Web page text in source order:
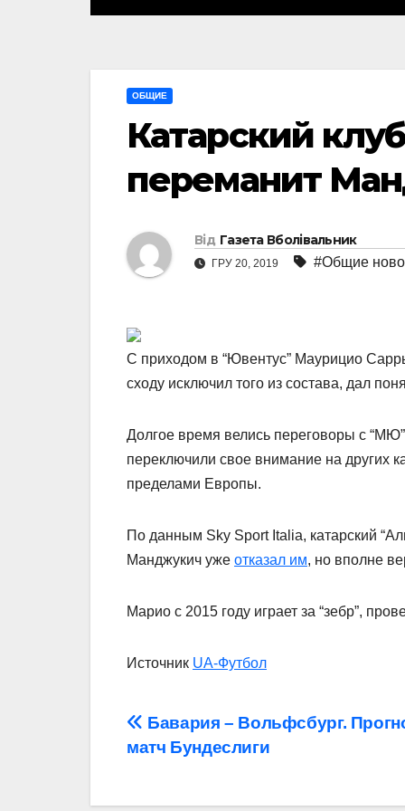
ОБЩИЕ
Катарский
переманит
Від Газета Вболівальник
ГРУ 20, 2019 #Общие
С приходом в “Ювентус” Маурицио
сходу исключил того из состава, дал
Долгое время велись переговоры с
переключили свое внимание на других
пределами Европы.
По данным Sky Sport Italia, катарский
Манджукич уже отказал им, но вполне
Марио с 2015 году играет за “зебр”,
Источник UA-Футбол
Навігація
записів
Бавария – Вольфсбург.
матч Бундеслиги